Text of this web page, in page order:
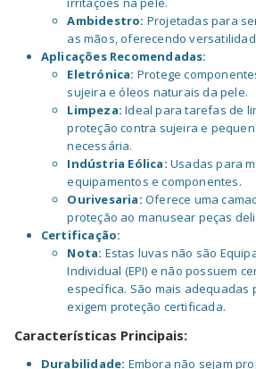
Ambidestro: Projetadas para
as mãos, oferecendo
Aplicações Recomendadas:
Eletrónica: Protege
sujeira e óleos naturais da pele.
Limpeza: Ideal para tarefas de
proteção contra sujeira e
necessária.
Indústria Eólica: Usadas para
equipamentos e componentes.
Ourivesaria: Oferece uma
proteção ao manusear peças
Certificação:
Nota: Estas luvas não são
Individual (EPI) e não possuem
específica. São mais adequadas
exigem proteção certificada.
Características Principais:
Durabilidade: Embora não sejam